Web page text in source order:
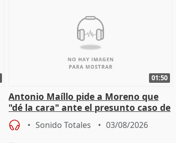
01:50
Antonio Maíllo pide a Moreno que
"dé la cara" ante el presunto caso de
acoso del CEO de ADM
Sonido Totales 03/08/2026